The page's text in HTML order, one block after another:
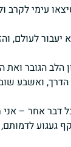
עימי לקרב
לעולם,
ואשבע
געגוע